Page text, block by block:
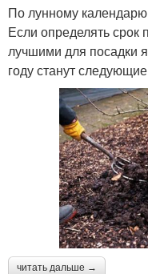
По лунному календарю
Если определять срок
лучшими для посадки
году станут
читать дальше →